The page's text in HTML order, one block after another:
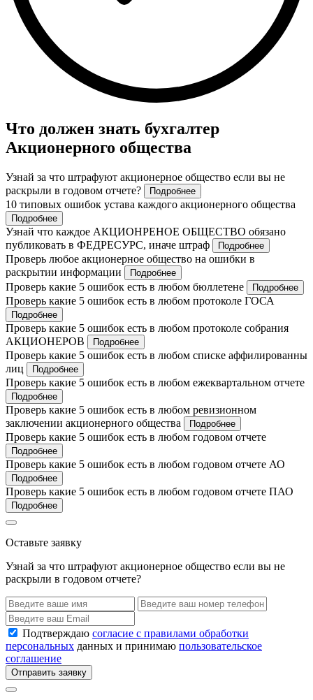
Что должен знать бухгалтер
Акционерного общества
Узнай за что штрафуют акционерное общество если вы не
раскрыли в годовом отчете?
Подробнее
10 типовых ошибок устава каждого акционерного общества
Подробнее
Узнай что каждое АКЦИОНРЕНОЕ ОБЩЕСТВО обязано
публиковать в ФЕДРЕСУРС, иначе штраф
Подробнее
Проверь любое акционерное общество на ошибки в
раскрытии информации
Подробнее
Проверь какие 5 ошибок есть в любом бюллетене Подробнее
Проверь какие 5 ошибок есть в любом протоколе ГОСА
Подробнее
Проверь какие 5 ошибок есть в любом протоколе собрания
АКЦИОНЕРОВ
Подробнее
Проверь какие 5 ошибок есть в любом списке аффилированны
лиц
Подробнее
Проверь какие 5 ошибок есть в любом ежеквартальном отчете
Подробнее
Проверь какие 5 ошибок есть в любом ревизионном
заключении акционерного общества
Подробнее
Проверь какие 5 ошибок есть в любом годовом отчете
Подробнее
Проверь какие 5 ошибок есть в любом годовом отчете АО
Подробнее
Проверь какие 5 ошибок есть в любом годовом отчете ПАО
Подробнее
Оставьте заявку
Узнай за что штрафуют акционерное общество если вы не
раскрыли в годовом отчете?
Подтверждаю согласие с правилами обработки
персональных данных и принимаю пользовательское
соглашение
Отправить заявку